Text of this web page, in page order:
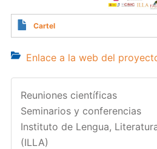
Cartel
Enlace a la web del
Reuniones científicas
Seminarios y conferencias
Instituto de Lengua,
(ILLA)